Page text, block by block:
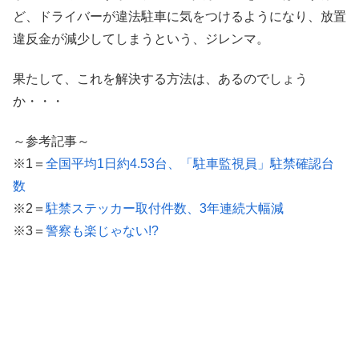
ど、ドライバーが違法駐車に気をつけるようになり、放置
違反金が減少してしまうという、ジレンマ。
果たして、これを解決する方法は、あるのでしょう
か・・・
～参考記事～
※1＝ 全国平均1日約4.53台、「駐車監視員」駐禁確認台
数
※2＝駐禁ステッカー取付件数、3年連続大幅減
※3＝ 警察も楽じゃない!?